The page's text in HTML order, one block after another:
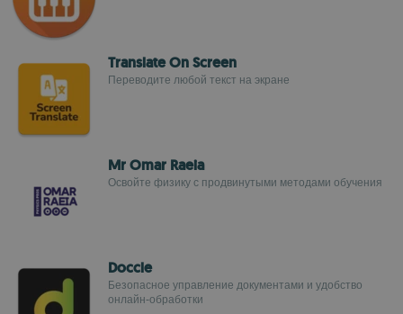
Translate On Screen
Переводите любой текст на экране
Mr Omar Raeia
Освойте физику с продвинутыми методами обучения
Doccle
Безопасное управление документами и удобство
онлайн-обработки